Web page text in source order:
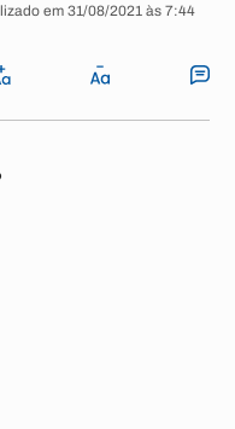
em 31/08/2021 às 7:44